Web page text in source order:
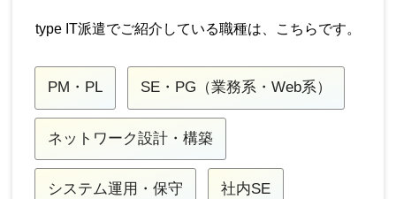
type IT派遣でご紹介している職種は、こちらです。
PM・PL SE・PG（業務系・Web系）
ネットワーク設計・構築
システム運用・保守 社内SE